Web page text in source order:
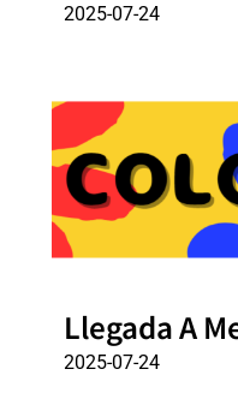
2025-07-24
Llegada A
2025-07-24